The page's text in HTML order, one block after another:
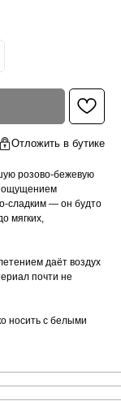
Отложить в бутике
розово-бежевую
ощущением
сладким — он будто
мягких,
даёт воздух
почти не
носить с белыми